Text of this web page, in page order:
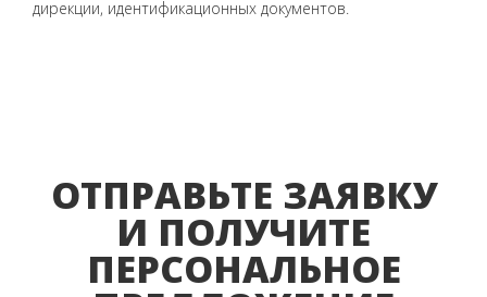
дирекции, идентификационных документов.
ОТПРАВЬТЕ ЗАЯВКУ
И ПОЛУЧИТЕ
ПЕРСОНАЛЬНОЕ